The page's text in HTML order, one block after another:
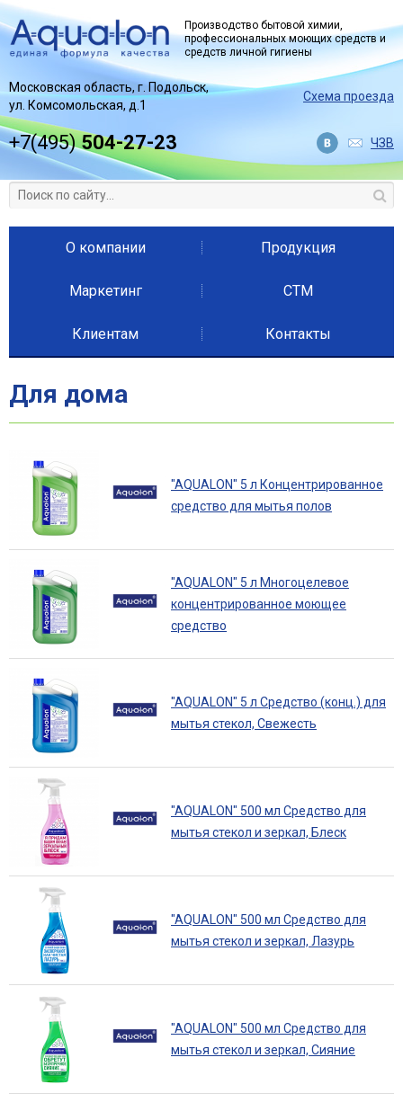
Производство бытовой химии,
профессиональных моющих средств и
средств личной гигиены
Московская область, г. Подольск,
ул. Комсомольская, д.1
Схема проезда
+7(495)504-27-23 ЧЗВ
О компании Продукция
Маркетинг СТМ
Клиентам Контакты
Для дома
"AQUALON" 5 л Концентрированное
средство для мытья полов
"AQUALON" 5 л Многоцелевое
концентрированное моющее
средство
"AQUALON" 5 л Средство (конц.) для
мытья стекол, Свежесть
"AQUALON" 500 мл Средство для
мытья стекол и зеркал, Блеск
"AQUALON" 500 мл Средство для
мытья стекол и зеркал, Лазурь
"AQUALON" 500 мл Средство для
мытья стекол и зеркал, Сияние